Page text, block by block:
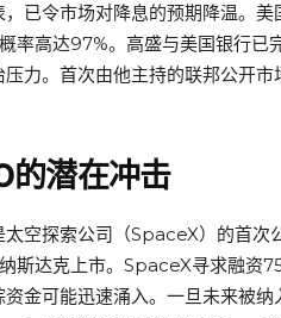
已令市场对降息的预期降温。
率高达97%。高盛与美国银行
力。首次由他主持的联邦公开
的潜在冲击
空探索公司（SpaceX）的首
斯达克上市。SpaceX寻求融资
金可能迅速涌入。一旦未来被